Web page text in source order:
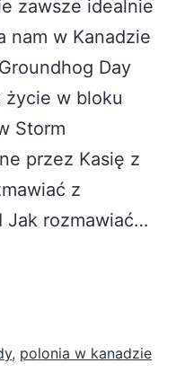
zawsze idealnie
nam w Kanadzie
Day
życie w bloku
Storm
przez Kasię z
z
Jak rozmawiać…
, polonia w kanadzie